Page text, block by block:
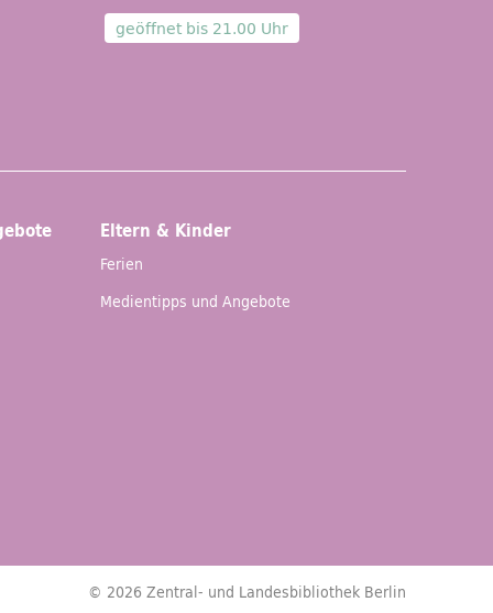
geöffnet bis 21.00 Uhr
Eltern & Kinder
Ferien
Medientipps und Angebote
© 2026 Zentral- und Landesbibliothek Berlin